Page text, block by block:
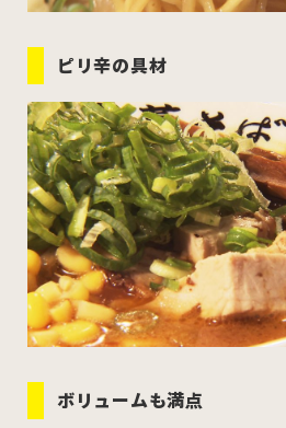
ピリ辛の具材
ボリュームも満点